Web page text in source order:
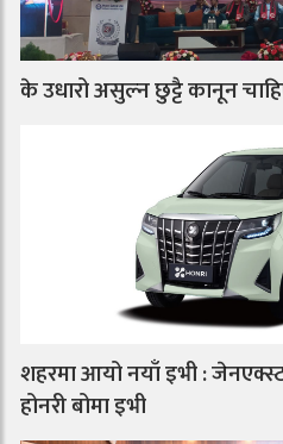
के उधारो असुल्न छुट्टै कानून
शहरमा आयो नयाँ इभी :
होनरी बोमा इभी